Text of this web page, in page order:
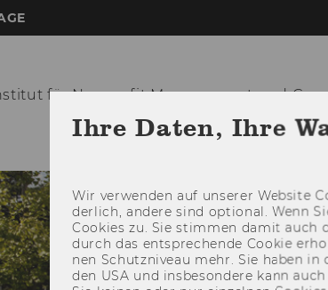
für NonprofitManagement und
Ihre Daten, Ihre
Wir ver­wen­den auf un­se­rer Web­site
der­lich, an­de­re sind op­tio­nal. Wenn
Coo­kies zu. Sie stim­men damit auch
durch das ent­spre­chen­de Coo­kie
nen Schutz­ni­veau mehr. Sie haben
den USA und ins­be­son­de­re kann